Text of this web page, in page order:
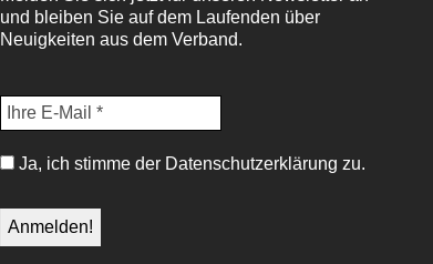
und bleiben Sie auf dem Laufenden über
Neuigkeiten aus dem Verband.
Ja, ich stimme der Datenschutzerklärung zu.